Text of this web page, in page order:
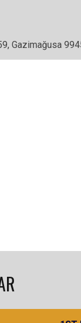
Gazimağusa